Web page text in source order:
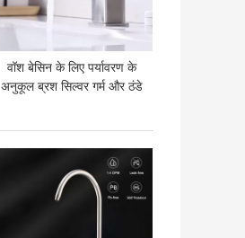
वॉश बेसिन के लिए पर्यावरण के
अनुकूल ब्रश सिल्वर गर्म और ठंडे